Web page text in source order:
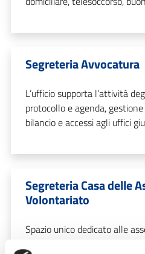
Segreteria Avvocatura
L’ufficio supporta l’attività
protocollo e agenda,
bilancio e accessi agli uffici
Segreteria Casa delle
Volontariato
Spazio unico dedicato alle